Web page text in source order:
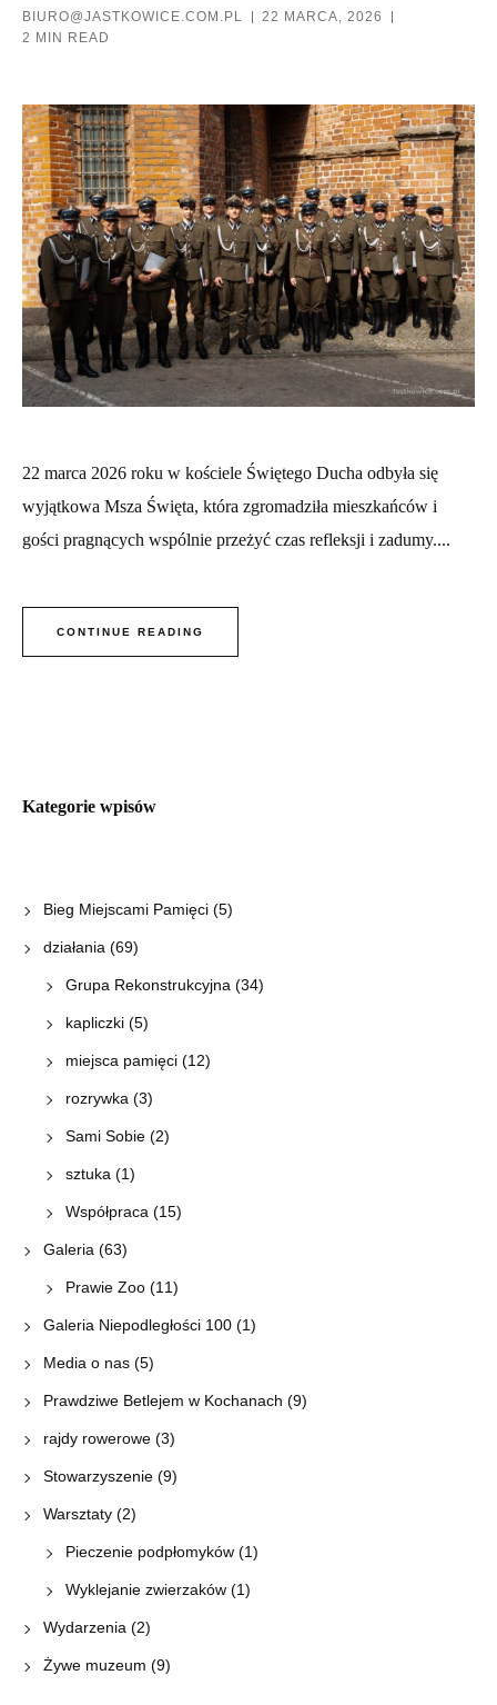
BIURO@JASTKOWICE.COM.PL
22 MARCA, 2026
2 MIN READ
22 marca 2026 roku w kościele Świętego Ducha odbyła się
wyjątkowa Msza Święta, która zgromadziła mieszkańców i
gości pragnących wspólnie przeżyć czas refleksji i zadumy....
CONTINUE READING
Kategorie wpisów
Bieg Miejscami Pamięci(5)
działania(69)
Grupa Rekonstrukcyjna(34)
kapliczki(5)
miejsca pamięci(12)
rozrywka(3)
Sami Sobie(2)
sztuka(1)
Współpraca(15)
Galeria(63)
Prawie Zoo(11)
Galeria Niepodległości 100(1)
Media o nas(5)
Prawdziwe Betlejem w Kochanach (9)
rajdy rowerowe(3)
Stowarzyszenie(9)
Warsztaty(2)
Pieczenie podpłomyków(1)
Wyklejanie zwierzaków(1)
Wydarzenia(2)
Żywe muzeum (9)